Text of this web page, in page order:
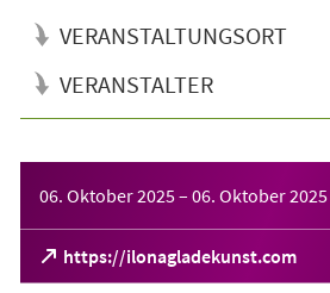
VERANSTALTUNGSORT
VERANSTALTER
06. Oktober 2025– 06. Oktober 2025
https://ilonagladekunst.com
(Öffnet
in